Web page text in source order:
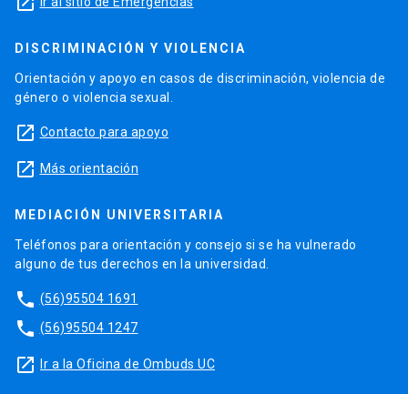
DISCRIMINACIÓN Y VIOLENCIA
Orientación y apoyo en casos de discriminación, violencia de
género o violencia sexual.
launch Contacto para apoyo
launch Más orientación
MEDIACIÓN UNIVERSITARIA
Teléfonos para orientación y consejo si se ha vulnerado
alguno de tus derechos en la universidad.
phone (56)95504 1691
phone (56)95504 1247
launch Ir a la Oficina de Ombuds UC